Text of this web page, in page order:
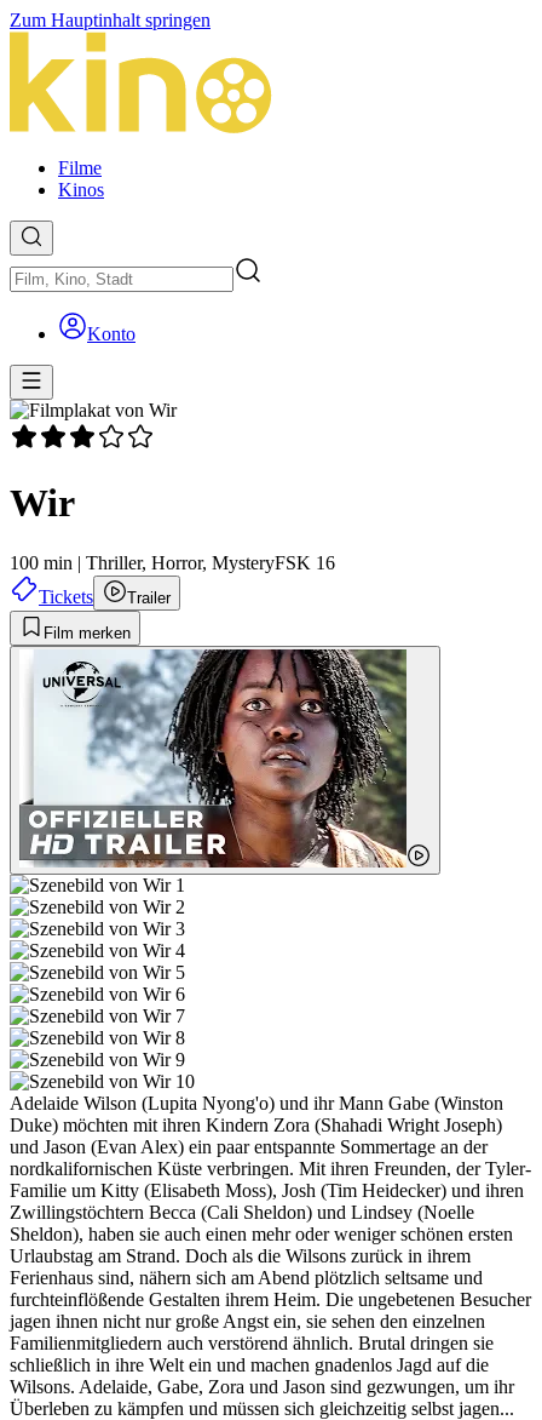
Zum Hauptinhalt springen
Filme
Kinos
Konto
Wir
100 min | Thriller, Horror, MysteryFSK 16
Tickets
Trailer
Film merken
Adelaide Wilson (Lupita Nyong'o) und ihr Mann Gabe (Winston
Duke) möchten mit ihren Kindern Zora (Shahadi Wright Joseph)
und Jason (Evan Alex) ein paar entspannte Sommertage an der
nordkalifornischen Küste verbringen. Mit ihren Freunden, der Tyler-
Familie um Kitty (Elisabeth Moss), Josh (Tim Heidecker) und ihren
Zwillingstöchtern Becca (Cali Sheldon) und Lindsey (Noelle
Sheldon), haben sie auch einen mehr oder weniger schönen ersten
Urlaubstag am Strand. Doch als die Wilsons zurück in ihrem
Ferienhaus sind, nähern sich am Abend plötzlich seltsame und
furchteinflößende Gestalten ihrem Heim. Die ungebetenen Besucher
jagen ihnen nicht nur große Angst ein, sie sehen den einzelnen
Familienmitgliedern auch verstörend ähnlich. Brutal dringen sie
schließlich in ihre Welt ein und machen gnadenlos Jagd auf die
Wilsons. Adelaide, Gabe, Zora und Jason sind gezwungen, um ihr
Überleben zu kämpfen und müssen sich gleichzeitig selbst jagen...